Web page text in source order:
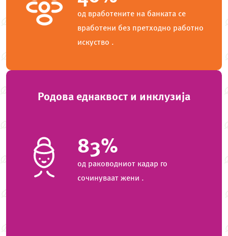
од вработените на банката се
вработени без претходно работно
искуство .
Родова еднаквост и инклузија
83%
од раководниот кадар го
сочинуваат жени .